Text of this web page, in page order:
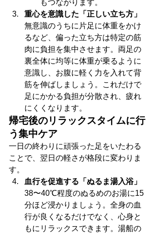
もつながります。
重心を意識した「正しい立ち方」
無意識のうちに片足に体重をかけ
るなど、偏った立ち方は特定の筋
肉に負担を集中させます。両足の
裏全体に均等に体重が乗るように
意識し、お腹に軽く力を入れて背
筋を伸ばしましょう。これだけで
足にかかる負担が分散され、疲れ
にくくなります。
帰宅後のリラックスタイムに行
う集中ケア
一日の終わりに頑張った足をいたわる
ことで、翌日の軽さが格段に変わりま
す。
血行を促進する「ぬるま湯入浴」
38〜40℃程度のぬるめのお湯に15
分ほど浸かりましょう。全身の血
行が良くなるだけでなく、心身と
もにリラックスできます。湯船の